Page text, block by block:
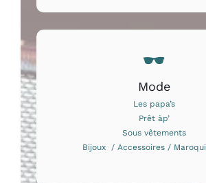
Mode
Les papa’s
Prêt àp’
Sous vêtements
Bijoux / Accessoires /